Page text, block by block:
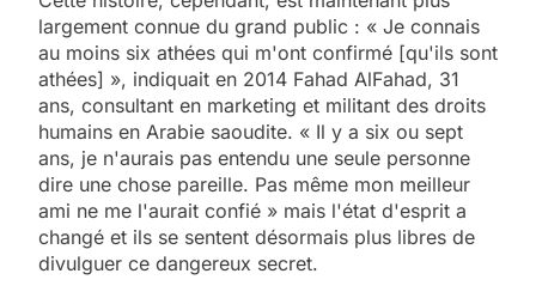
largement connue du grand public : « Je connais
au moins six athées qui m'ont confirmé [qu'ils sont
athées] », indiquait en 2014 Fahad AlFahad, 31
ans, consultant en marketing et militant des droits
humains en Arabie saoudite. « Il y a six ou sept
ans, je n'aurais pas entendu une seule personne
dire une chose pareille. Pas même mon meilleur
ami ne me l'aurait confié » mais l'état d'esprit a
changé et ils se sentent désormais plus libres de
divulguer ce dangereux secret.